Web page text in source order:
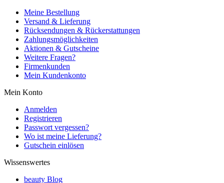
Meine Bestellung
Versand & Lieferung
Rücksendungen & Rückerstattungen
Zahlungsmöglichkeiten
Aktionen & Gutscheine
Weitere Fragen?
Firmenkunden
Mein Kundenkonto
Mein Konto
Anmelden
Registrieren
Passwort vergessen?
Wo ist meine Lieferung?
Gutschein einlösen
Wissenswertes
beauty Blog